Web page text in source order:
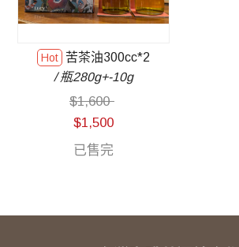
苦茶油300cc*2
/ 瓶280g+-10g
$1,600
$1,500
已售完